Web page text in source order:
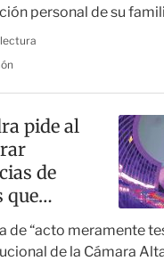
personal de su
pide al
de
que
de “acto meramente
de la Cámara